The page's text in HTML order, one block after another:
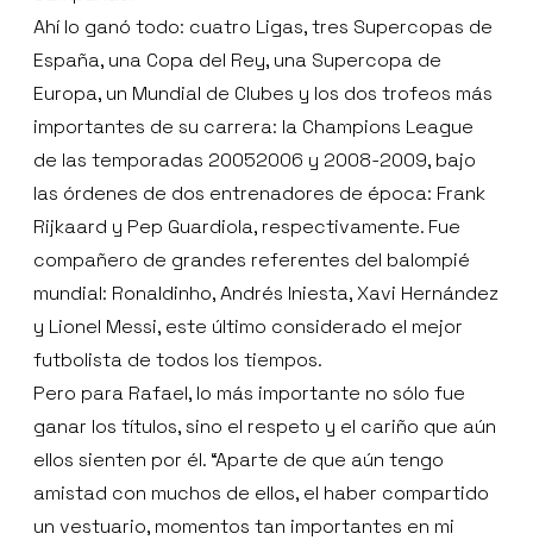
Ahí lo ganó todo: cuatro Ligas, tres Supercopas de
España, una Copa del Rey, una Supercopa de
Europa, un Mundial de Clubes y los dos trofeos más
importantes de su carrera: la Champions League
de las temporadas 20052006 y 2008-2009, bajo
las órdenes de dos entrenadores de época: Frank
Rijkaard y Pep Guardiola, respectivamente. Fue
compañero de grandes referentes del balompié
mundial: Ronaldinho, Andrés Iniesta, Xavi Hernández
y Lionel Messi, este último considerado el mejor
futbolista de todos los tiempos.
Pero para Rafael, lo más importante no sólo fue
ganar los títulos, sino el respeto y el cariño que aún
ellos sienten por él. “Aparte de que aún tengo
amistad con muchos de ellos, el haber compartido
un vestuario, momentos tan importantes en mi